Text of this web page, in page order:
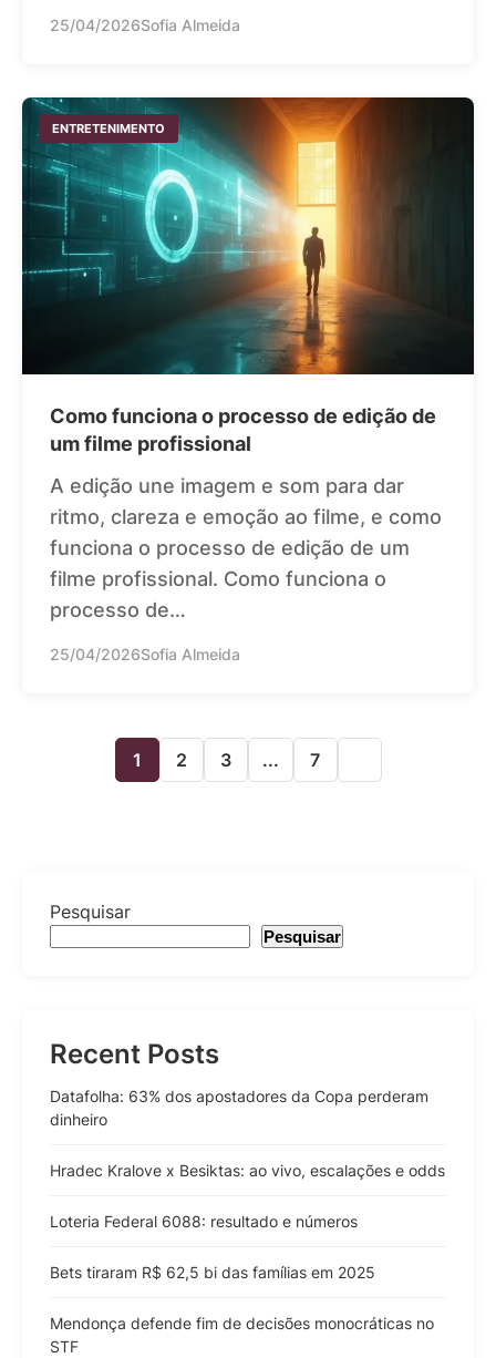
25/04/2026Sofia Almeida
ENTRETENIMENTO
Como funciona o processo de edição de
um filme profissional
A edição une imagem e som para dar
ritmo, clareza e emoção ao filme, e como
funciona o processo de edição de um
filme profissional. Como funciona o
processo de…
25/04/2026Sofia Almeida
1 2 3 ... 7
Pesquisar
Pesquisar
Recent Posts
Datafolha: 63% dos apostadores da Copa perderam
dinheiro
Hradec Kralove x Besiktas: ao vivo, escalações e odds
Loteria Federal 6088: resultado e números
Bets tiraram R$ 62,5 bi das famílias em 2025
Mendonça defende fim de decisões monocráticas no
STF